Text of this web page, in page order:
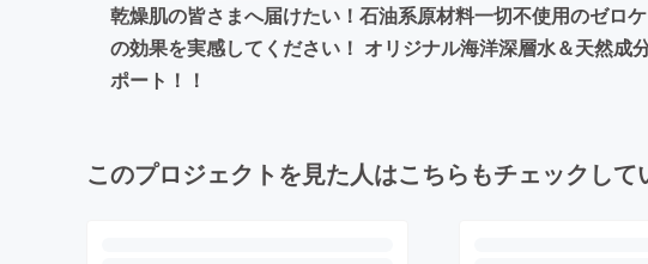
乾燥肌の皆さまへ届けたい！石油系原材料一切不使用のゼロ
の効果を実感してください！ オリジナル海洋深層水＆天然
ポート！！
このプロジェクトを見た人はこちらもチェックして